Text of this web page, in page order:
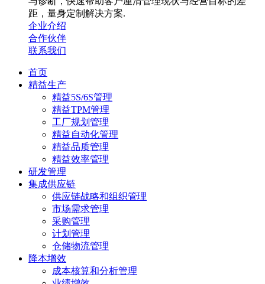
距，量身定制解决方案.
企业介绍
合作伙伴
联系我们
首页
精益生产
精益5S/6S管理
精益TPM管理
工厂规划管理
精益自动化管理
精益品质管理
精益效率管理
研发管理
集成供应链
供应链战略和组织管理
市场需求管理
采购管理
计划管理
仓储物流管理
降本增效
成本核算和分析管理